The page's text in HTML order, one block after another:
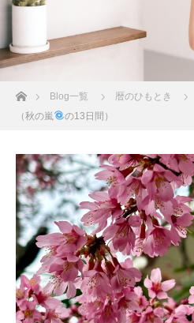
ホームBlog一覧 暦のひもとき
（秋の嵐
の13日間）